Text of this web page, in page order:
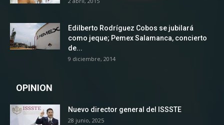
Edilberto Rodríguez Cobos se jubilará
como jeque; Pemex Salamanca, concierto
de...
9 diciembre, 2014
OPINION
Nuevo director general del ISSSTE
28 junio, 2025